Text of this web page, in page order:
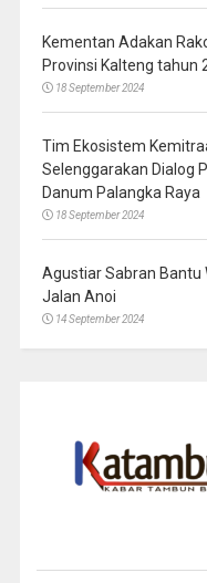
Kementan Adakan
Provinsi Kalteng tahun
18 September 2024
Tim Ekosistem
Selenggarakan Dialog
Danum Palangka Raya
18 September 2024
Agustiar Sabran Bantu
Jalan Anoi
14 September 2024